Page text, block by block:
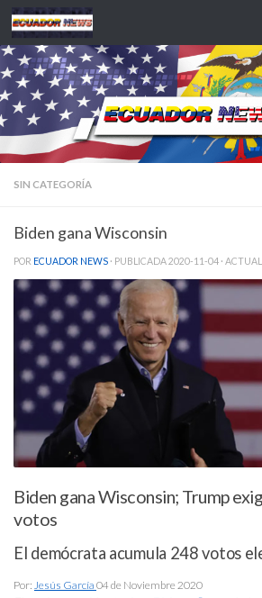
Saltar al contenido
SIN CATEGORÍA
Biden gana Wisconsin
POR ECUADOR NEWS · PUBLICADA2020-11-04 ·
Biden gana Wisconsin; Trump
votos
El demócrata acumula 248 votos
Por: Jesús García 04 de Noviembre 2020